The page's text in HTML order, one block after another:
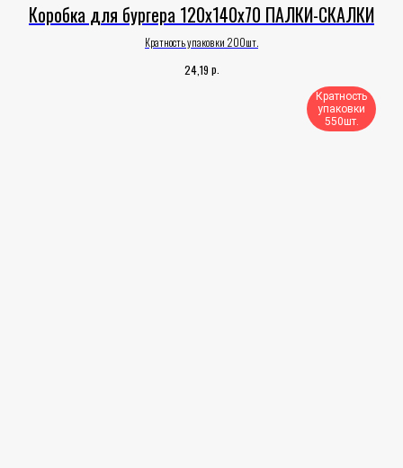
Коробка для бургера 120х140х70 ПАЛКИ-СКАЛКИ
Кратность упаковки 200шт.
24,19 р.
Кратность
упаковки
550шт.​